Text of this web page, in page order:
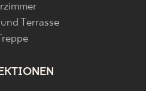
Terrasse